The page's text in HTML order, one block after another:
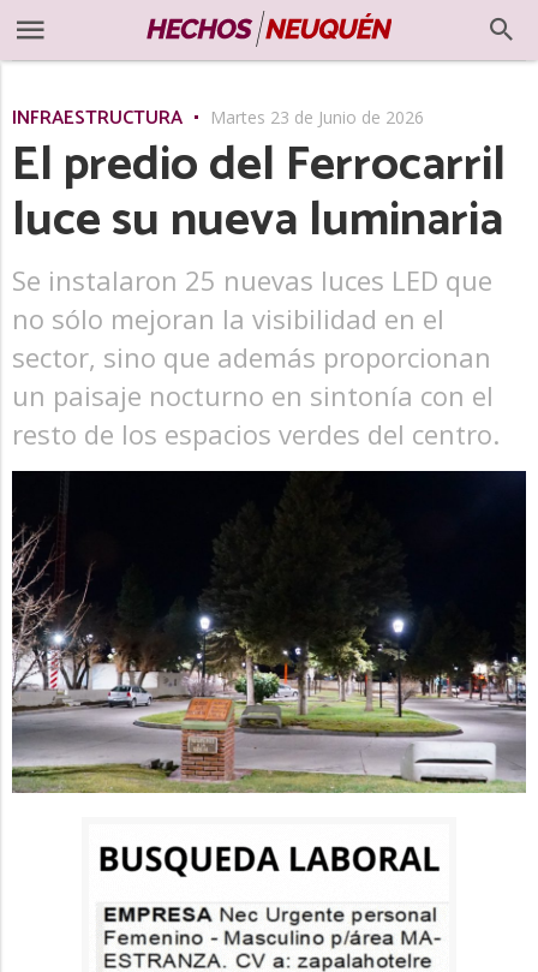
INFRAESTRUCTURA Martes 23 de Junio de 2026
El predio del Ferrocarril
luce su nueva luminaria
Se instalaron 25 nuevas luces LED que
no sólo mejoran la visibilidad en el
sector, sino que además proporcionan
un paisaje nocturno en sintonía con el
resto de los espacios verdes del centro.